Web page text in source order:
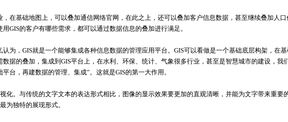
基础地图上，可以叠加通信网络官网，在此之上，还可以叠加客户信息数据，甚至继续叠加人口
GIS的客户有哪些需求，都可以通过数据信息的叠加进行满足。
，GIS就是一个能够集成各种信息数据的管理应用平台。GIS可以看做是一个基础底层构架，在
数据的叠加，集成到GIS平台上，在水利、环保、统计、气象很多行业，甚至是智慧城市的建设，我
台，再建数据的管理、集成”。这就是GIS的第一大作用。
。与传统的文字文本的表达形式相比，图像的显示效果要更加的直观清晰，并能为文字带来重要
为独特的展现形式。